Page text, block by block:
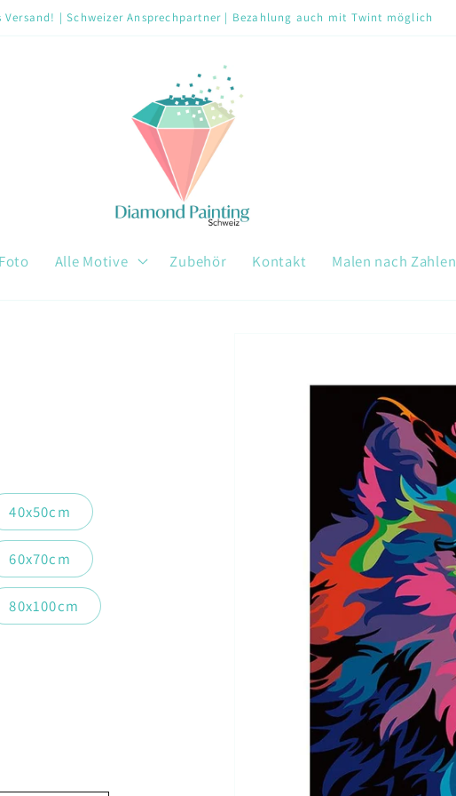
Versand! | Schweizer Ansprechpartner | Bezahlung auch mit Twint möglich
Alle Motive Zubehör Kontakt Malen nach Zahlen
40x50cm
60x70cm
80x100cm